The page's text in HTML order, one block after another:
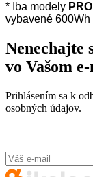
* Iba modely PRO
vybavené 600Wh
Nenechajte
vo Vašom
Prihlásením sa k
osobných údajov.